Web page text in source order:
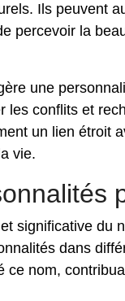
Ils peuvent
percevoir la
une
les conflits et
un lien étroit
vie.
significative du
dans
ce nom,